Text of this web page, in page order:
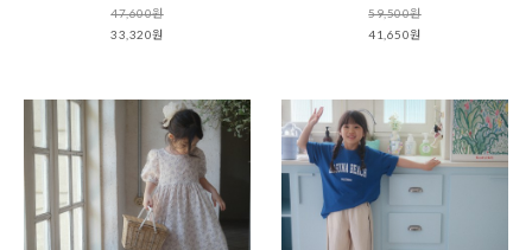
47,600원
33,320원
59,500원
41,650원